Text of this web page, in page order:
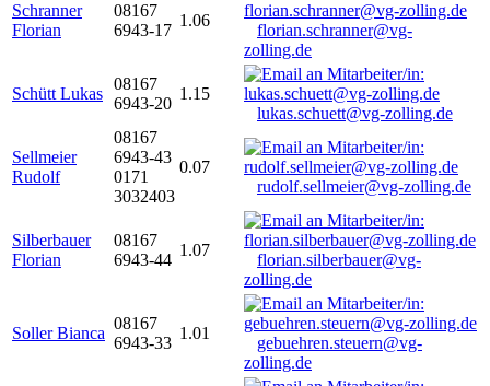
Schranner
Florian
08167
6943-17
1.06
florian.schranner@vg-
zolling.de
Schütt Lukas
08167
6943-20
1.15
lukas.schuett@vg-zolling.de
Sellmeier
Rudolf
08167
6943-43
0171
3032403
0.07
rudolf.sellmeier@vg-zolling.de
Silberbauer
Florian
08167
6943-44
1.07
florian.silberbauer@vg-
zolling.de
Soller Bianca
08167
6943-33
1.01
gebuehren.steuern@vg-
zolling.de